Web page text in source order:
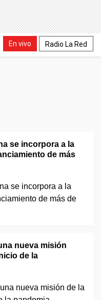
En vivo Radio La Red
se incorpora a la
de más
nueva misión
de la